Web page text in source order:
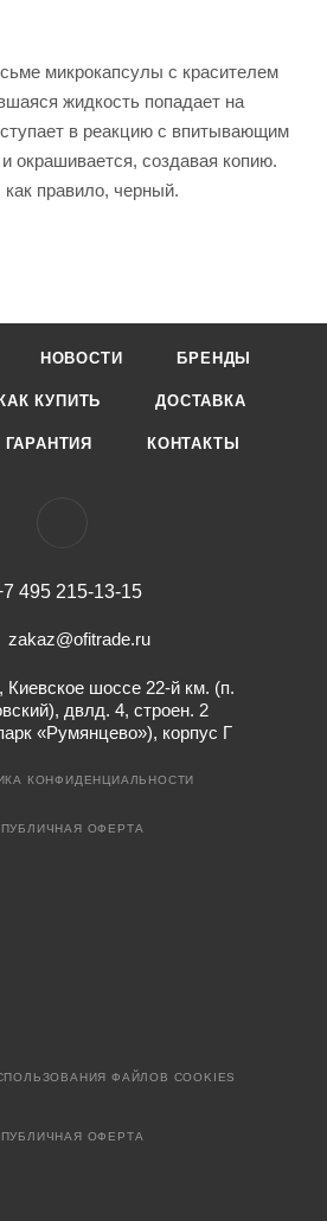
микрокапсулы с красителем
жидкость попадает на
в реакцию с впитывающим
окрашивается, создавая копию.
правило, черный.
НОВОСТИ БРЕНДЫ
КАК КУПИТЬ ДОСТАВКА
ГАРАНТИЯ КОНТАКТЫ
495 215-13-15
zakaz@ofitrade.ru
Киевское шоссе 22-й км. (п.
двлд. 4, строен. 2
«Румянцево»), корпус Г
КОНФИДЕНЦИАЛЬНОСТИ
ПУБЛИЧНАЯ ОФЕРТА
ФАЙЛОВ COOKIES
ПУБЛИЧНАЯ ОФЕРТА